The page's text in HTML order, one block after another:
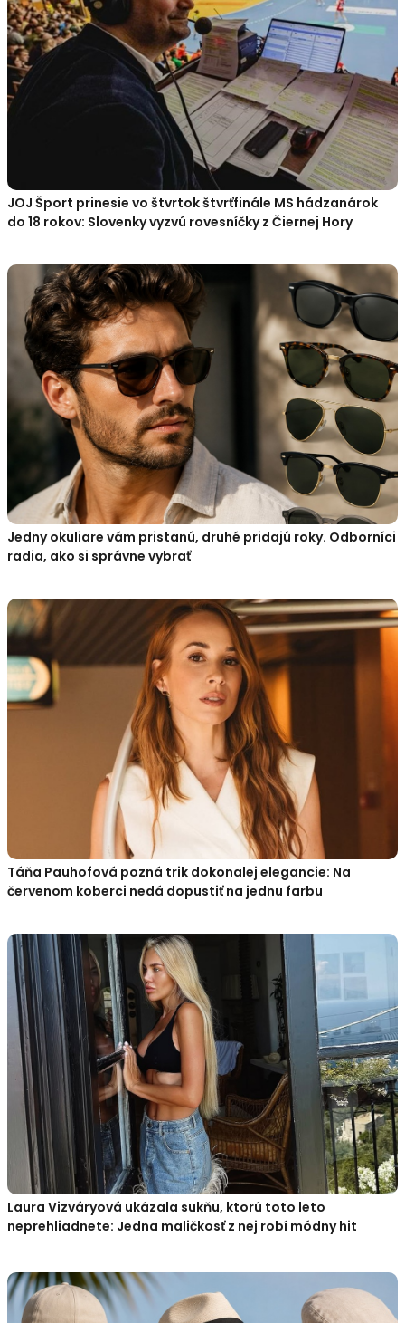
JOJ Šport prinesie vo štvrtok štvrťfinále MS hádzanárok
do 18 rokov: Slovenky vyzvú rovesníčky z Čiernej Hory
Jedny okuliare vám pristanú, druhé pridajú roky. Odborníci
radia, ako si správne vybrať
Táňa Pauhofová pozná trik dokonalej elegancie: Na
červenom koberci nedá dopustiť na jednu farbu
Laura Vizváryová ukázala sukňu, ktorú toto leto
neprehliadnete: Jedna maličkosť z nej robí módny hit